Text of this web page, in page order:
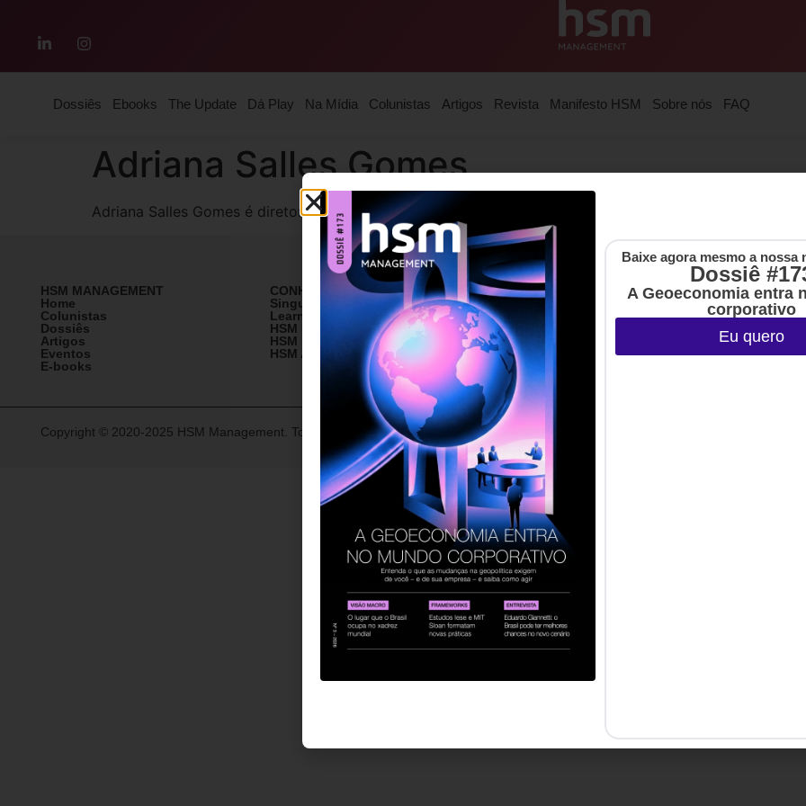
Dossiês Ebooks The Update Dá Play Na Mídia Colunistas Artigos Revista Manifesto HSM Sobre nós FAQ
Adriana Salles Gomes
Adriana Salles Gomes é diretora-editorial de HSM Management.
HSM MANAGEMENT
Home
Colunistas
Dossiês
Artigos
Eventos
E-books
CONHEÇA A HSM
SingularityU Brazil
Learning Village
HSM University
HSM Mais
HSM Academy
Copyright © 2020-2025 HSM Management. Todos os direitos reservados.
Baixe agora mesmo a nossa
Dossiê
A Geoeconomia entra
corporativo
Eu quero